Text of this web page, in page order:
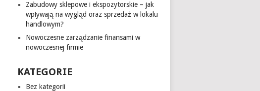
Zabudowy sklepowe i ekspozytorskie – jak
wpływają na wygląd oraz sprzedaż w lokalu
handlowym?
Nowoczesne zarządzanie finansami w
nowoczesnej firmie
KATEGORIE
Bez kategorii